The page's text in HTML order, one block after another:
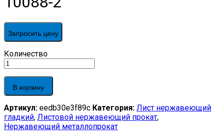
Запросить цену
Лист
нержавеющий
зеркальный
1,2х1250х2500
мм
304
х/
к,
Количество
В корзину
Артикул: eedb30e3f89c Категория: Лист нержавеющий
гладкий, Листовой нержавеющий прокат,
Нержавеющий металлопрокат